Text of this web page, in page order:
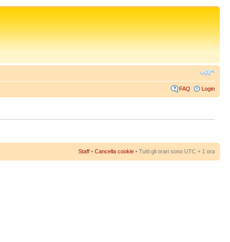
FAQ Login
Staff • Cancella cookie • Tutti gli orari sono UTC + 1 ora